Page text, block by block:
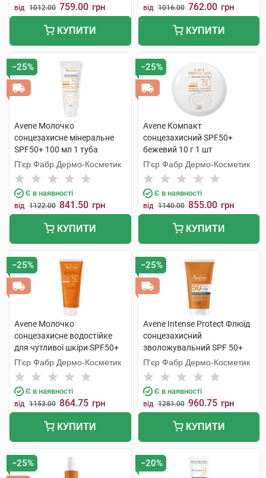
від 1012.00 759.00 грн
КУПИТИ
від 1016.00 762.00 грн
КУПИТИ
−25%
Avene Молочко
сонцезахисне мінеральне
SPF50+ 100 мл 1 туба
П'єр Фабр Дермо-Косметик
Є в наявності
від 1122.00 841.50 грн
КУПИТИ
−25%
Avene Компакт
сонцезахисний SPF50+
бежевий 10 г 1 шт
П'єр Фабр Дермо-Косметик
Є в наявності
від 1140.00 855.00 грн
КУПИТИ
−25%
Avene Молочко
сонцезахисне водостійке
для чутливої шкіри SPF50+
100 мл 1 туба
П'єр Фабр Дермо-Косметик
Є в наявності
від 1153.00 864.75 грн
КУПИТИ
−25%
Avene Intense Protect Флюїд
сонцезахисний
зволожувальний SPF 50+
150 мл 1 туба
П'єр Фабр Дермо-Косметик
Є в наявності
від 1281.00 960.75 грн
КУПИТИ
−25% −20%